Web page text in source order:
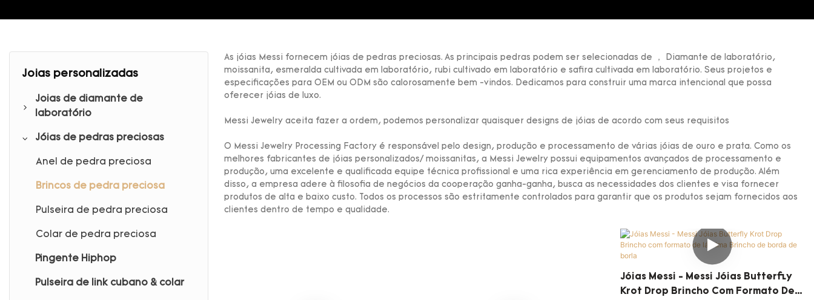
Joias personalizadas
Joias de diamante de
laboratório
Anel de diamante de
laboratório
Pulseira de diamante de
laboratório
Colar de diamante de
Jóias de pedras preciosas
Anel de pedra preciosa
Brincos de pedra preciosa
Pulseira de pedra preciosa
Colar de pedra preciosa
Pingente Hiphop
Pulseira de link cubano & colar
As jóias Messi fornecem jóias de pedras preciosas. As principais pedras podem ser selecionadas de ， Diamante de laboratório,
moissanita, esmeralda cultivada em laboratório, rubi cultivado em laboratório e safira cultivada em laboratório. Seus projetos e
especificações para OEM ou ODM são calorosamente bem -vindos. Dedicamos para construir uma marca intencional que possa
oferecer jóias de luxo.
Messi Jewelry aceita fazer a ordem, podemos personalizar quaisquer designs de jóias de acordo com seus requisitos
O Messi Jewelry Processing Factory é responsável pelo design, produção e processamento de várias jóias de ouro e prata. Como os
melhores fabricantes de jóias personalizados/ moissanitas, a Messi Jewelry possui equipamentos avançados de processamento e
produção, uma excelente e qualificada equipe técnica profissional e uma rica experiência em gerenciamento de produção. Além
disso, a empresa adere à filosofia de negócios da cooperação ganha-ganha, busca as necessidades dos clientes e visa fornecer
produtos de alta e baixo custo. Todos os processos são estritamente controlados para garantir que os produtos sejam fornecidos aos
clientes dentro de tempo e qualidade.
Jóias Messi - Messi Jóias Butterfly
Krot Drop Brincho Com Formato De